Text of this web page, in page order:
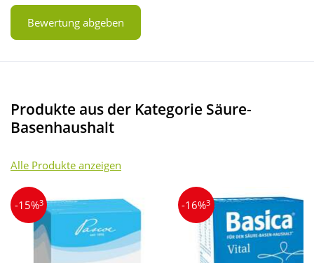
Bewertung abgeben
Produkte aus der Kategorie Säure-
Basenhaushalt
Alle Produkte anzeigen
-15%3 -16%3